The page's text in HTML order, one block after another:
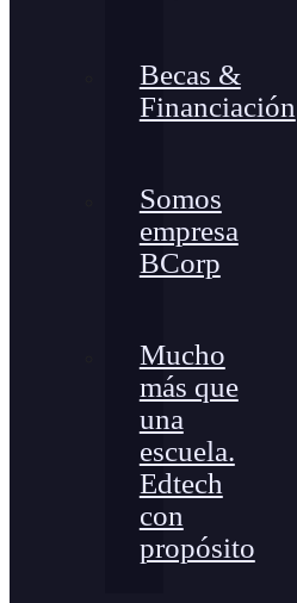
Becas &
Financiación
Somos
empresa
BCorp
Mucho
más que
una
escuela.
Edtech
con
propósito